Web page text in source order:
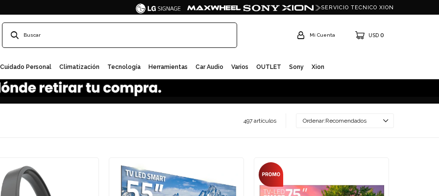
Cuidado Personal Climatización Tecnología Herramientas Car Audio Varios OUTLET Sony Xion
USD 0
SERVICIO TECNICO XION
497 artículos Recomendados